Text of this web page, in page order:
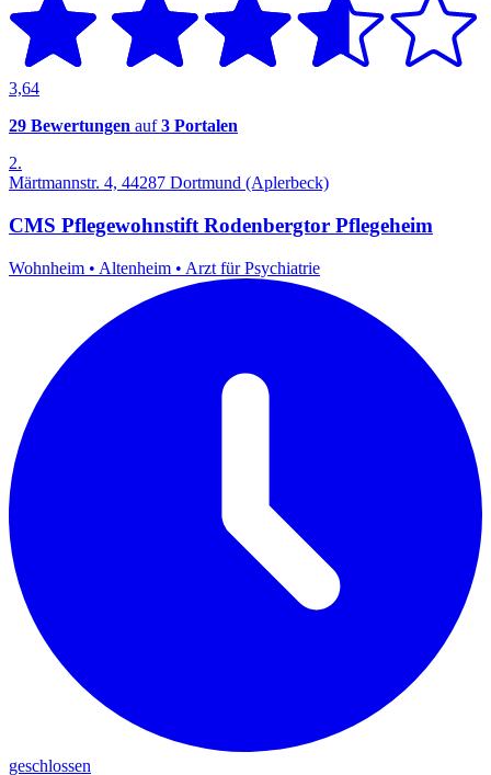
3,64
29 Bewertungen auf3 Portalen
2.
Märtmannstr. 4, 44287 Dortmund (Aplerbeck)
CMS Pflegewohnstift Rodenbergtor Pflegeheim
Wohnheim • Altenheim • Arzt für Psychiatrie
geschlossen